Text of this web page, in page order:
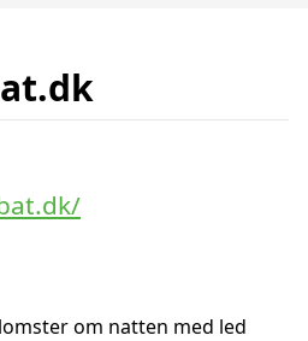
om natten med led